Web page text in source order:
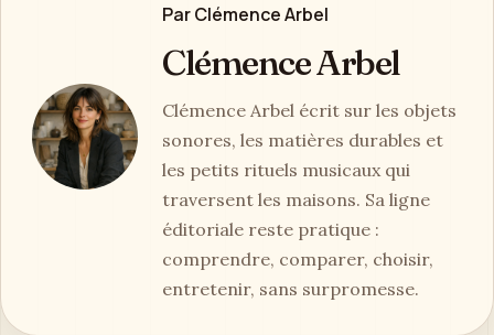
Par Clémence Arbel
Clémence Arbel
Clémence Arbel écrit sur les objets
sonores, les matières durables et
les petits rituels musicaux qui
traversent les maisons. Sa ligne
éditoriale reste pratique :
comprendre, comparer, choisir,
entretenir, sans surpromesse.